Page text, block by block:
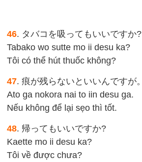
46. タバコを吸ってもいいですか?
Tabako wo sutte mo ii desu ka?
Tôi có thể hút thuốc không?
47. 痕が残らないといいんですが。
Ato ga nokora nai to iin desu ga.
Nếu không để lại sẹo thì tốt.
48. 帰ってもいいですか?
Kaette mo ii desu ka?
Tôi về được chưa?